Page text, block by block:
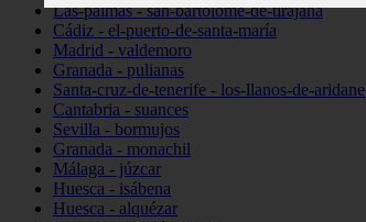
Las-palmas - san-bartolomé-de-tirajana
Cádiz - el-puerto-de-santa-maría
Madrid - valdemoro
Granada - pulianas
Santa-cruz-de-tenerife - los-llanos-de-aridane
Cantabria - suances
Sevilla - bormujos
Granada - monachil
Málaga - júzcar
Huesca - isábena
Huesca - alquézar